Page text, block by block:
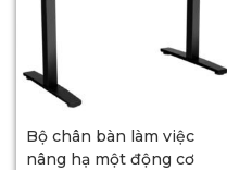
Bộ chân bàn làm việc
nâng hạ một động cơ